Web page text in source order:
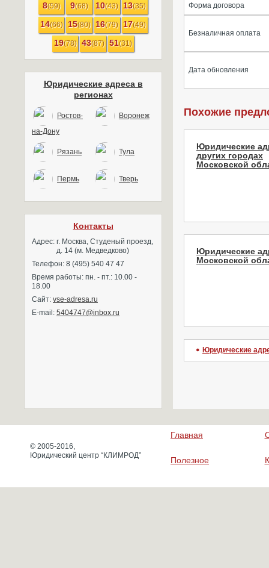
8(59) 9(68) 10(43) 13(35)
14(66) 15(80) 16(79) 17(49)
19(78) 43(87) 51(31)
Юридические адреса в
регионах
Ростов-
на-Дону
Воронеж
Рязань Тула
Пермь Тверь
Контакты
Адрес: г. Москва, Студеный проезд,
д. 14 (м. Медведково)
Телефон: 8 (495) 540 47 47
Время работы: пн. - пт.: 10.00 -
18.00
Сайт: vse-adresa.ru
E-mail: 5404747@inbox.ru
Форма договора
Безналичная оплата
Дата обновления
Похожие
Юридические
других городах
Московской
Юридические
Московской
Юридические
© 2005-2016,
Юридический центр “КЛИМРОД”
Главная
Полезное